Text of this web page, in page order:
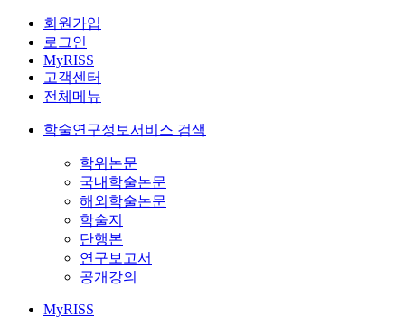
회원가입
로그인
MyRISS
고객센터
전체메뉴
학술연구정보서비스 검색
학위논문
국내학술논문
해외학술논문
학술지
단행본
연구보고서
공개강의
MyRISS